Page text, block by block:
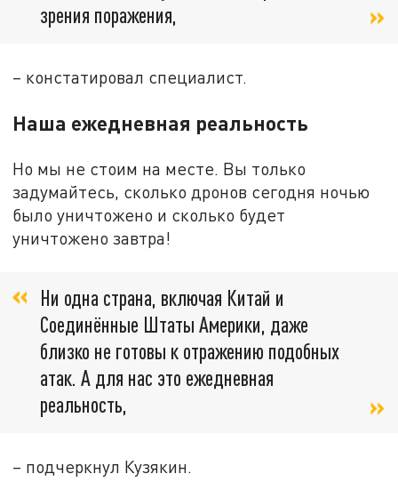
зрения поражения,
– констатировал специалист.
Наша ежедневная реальность
Но мы не стоим на месте. Вы только
задумайтесь, сколько дронов сегодня ночью
было уничтожено и сколько будет
уничтожено завтра!
Ни одна страна, включая Китай и
Соединённые Штаты Америки, даже
близко не готовы к отражению подобных
атак. А для нас это ежедневная
реальность,
– подчеркнул Кузякин.